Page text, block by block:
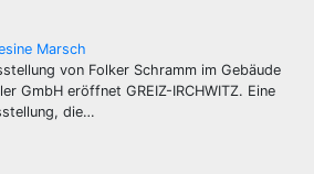
Marsch
von Folker Schramm im Gebäude
GmbH eröffnet GREIZ-IRCHWITZ. Eine
die…